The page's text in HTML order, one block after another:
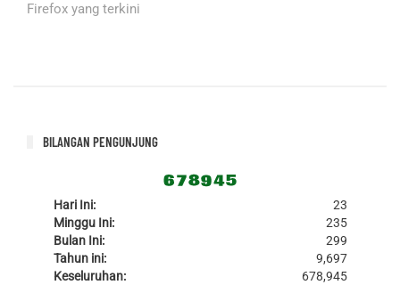
Firefox yang terkini
BILANGAN PENGUNJUNG
Hari Ini:
23
Minggu Ini:
235
Bulan Ini:
299
Tahun ini:
9,697
Keseluruhan:
678,945